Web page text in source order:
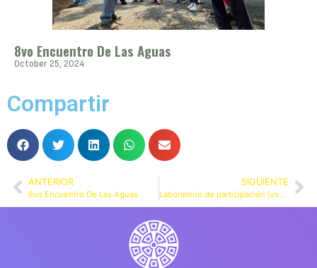
8vo Encuentro De Las Aguas
October 25, 2024
Compartir
ANTERIOR
8vo Encuentro De Las Aguas
SIGUIENTE
Laboratorio de participación juvenil – Diversidad en Acción – Jóvenes Construyendo un Planeta Verde